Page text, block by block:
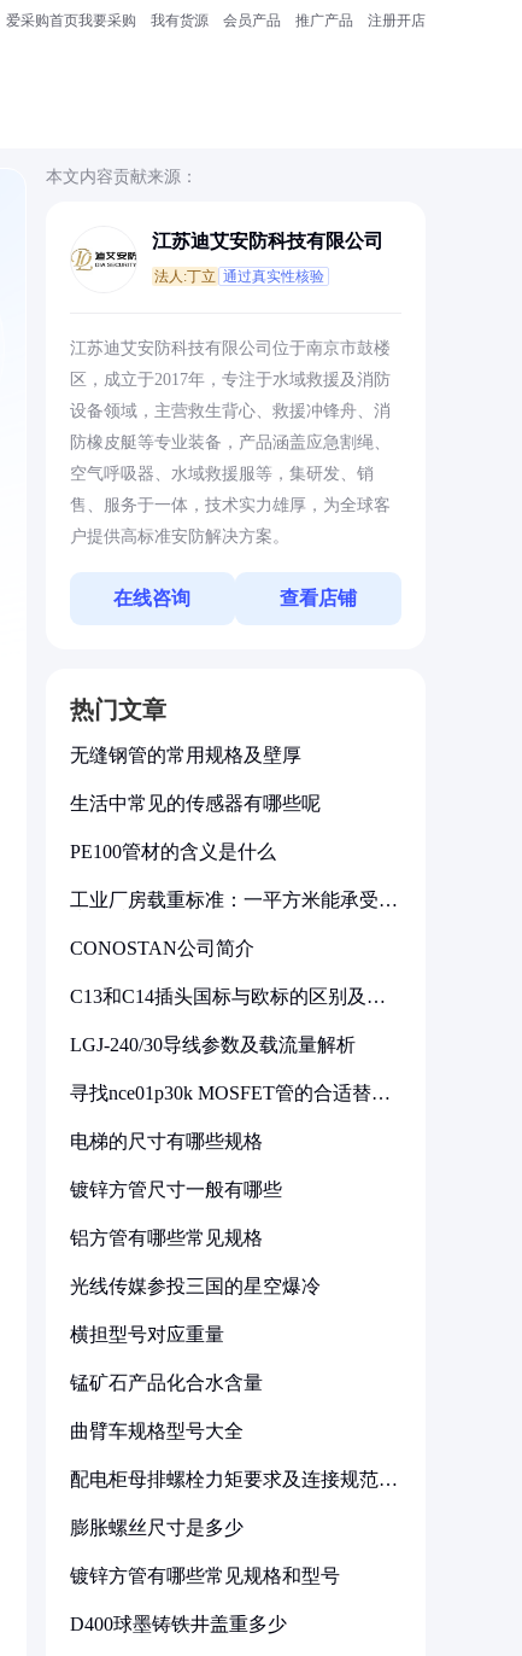
爱采购首页我要采购 我有货源 会员产品 推广产品 注册开店
本文内容贡献来源：
江苏迪艾安防科技有限公司
法人:丁立 通过真实性核验
江苏迪艾安防科技有限公司位于南京市鼓楼
区，成立于2017年，专注于水域救援及消防
设备领域，主营救生背心、救援冲锋舟、消
防橡皮艇等专业装备，产品涵盖应急割绳、
空气呼吸器、水域救援服等，集研发、销
售、服务于一体，技术实力雄厚，为全球客
户提供高标准安防解决方案。
在线咨询 查看店铺
热门文章
无缝钢管的常用规格及壁厚
生活中常见的传感器有哪些呢
PE100管材的含义是什么
工业厂房载重标准：一平方米能承受多
CONOSTAN公司简介
C13和C14插头国标与欧标的区别及其
LGJ-240/30导线参数及载流量解析
寻找nce01p30k MOSFET管的合适替代
电梯的尺寸有哪些规格
镀锌方管尺寸一般有哪些
铝方管有哪些常见规格
光线传媒参投三国的星空爆冷
横担型号对应重量
锰矿石产品化合水含量
曲臂车规格型号大全
配电柜母排螺栓力矩要求及连接规范详
膨胀螺丝尺寸是多少
镀锌方管有哪些常见规格和型号
D400球墨铸铁井盖重多少